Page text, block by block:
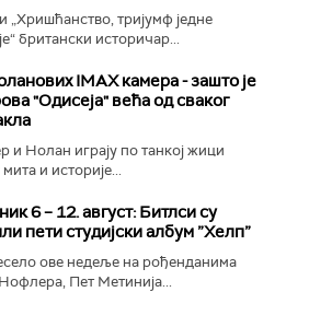
„Хришћанство, тријумф једне
британски историчар...
IMAX камера - зашто је
"Одисеја" већа од сваког
и Нолан играју по танкој жици
и историје...
6 – 12. август: Битлси су
пети студијски албум ”Хелп”
ове недеље на рођенданима
Пет Метинија...